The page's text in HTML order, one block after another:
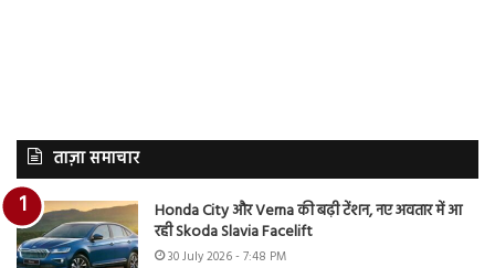
ताज़ा समाचार
Honda City और Verna की बढ़ी टेंशन, नए अवतार में आ
रही Skoda Slavia Facelift
30 July 2026 - 7:48 PM